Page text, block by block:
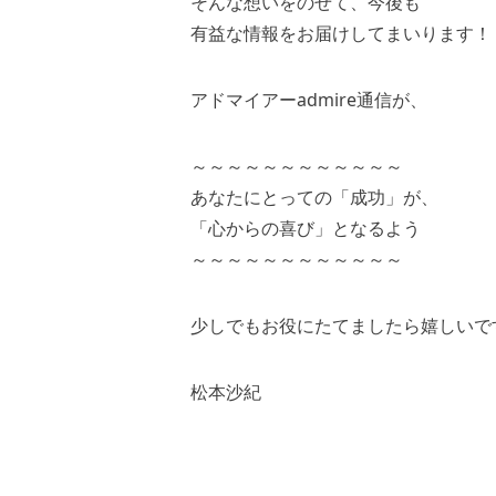
有益な情報をお届けしてまいります！
アドマイアーadmire通信が、
～～～～～～～～～～～～
あなたにとっての「成功」が、
「心からの喜び」となるよう
～～～～～～～～～～～～
少しでもお役にたてましたら嬉しい
松本沙紀